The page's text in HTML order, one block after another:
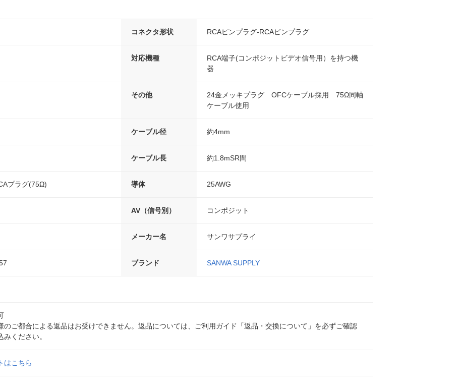
コネクタ形状 RCAピンプラグ-RCAピンプラグ
対応機種
RCA端子(コンポジットビデオ信号用）を持つ機
器
その他
24金メッキプラグ OFCケーブル採用 75Ω同軸
ケーブル使用
ケーブル径 約4mm
ケーブル長 約1.8mSR間
プラグ(75Ω) 導体 25AWG
AV（信号別） コンポジット
メーカー名 サンワサプライ
ブランド SANWA SUPPLY
のご都合による返品はお受けできません。返品については、ご利用ガイド「返品・交換について」を必ずご確認
ください。
はこちら